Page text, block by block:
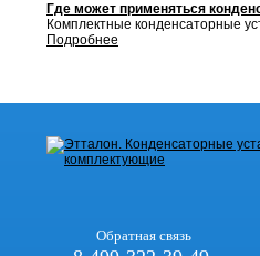
Где может применяться
Комплектные конденсаторные
Подробнее
Обратная связь